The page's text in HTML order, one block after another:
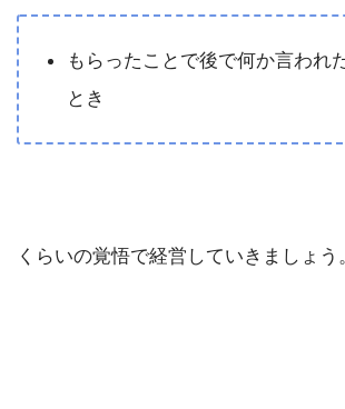
もらったことで後で何か言われ
とき
くらいの覚悟で経営していきましょう。